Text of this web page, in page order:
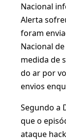
Nacional
Alerta
foram
Nacional
medida de
do ar por
envios
Segundo a
que o
ataque